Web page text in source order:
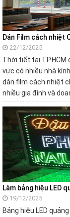
Dán Film cách nhiệt
22/12/2025
Thời tiết tại TP.HCM
vực có nhiều nhà
dán film cách nhiệt
nhiều gia đình và
Làm bảng hiệu LED
19/12/2025
Bảng hiệu LED